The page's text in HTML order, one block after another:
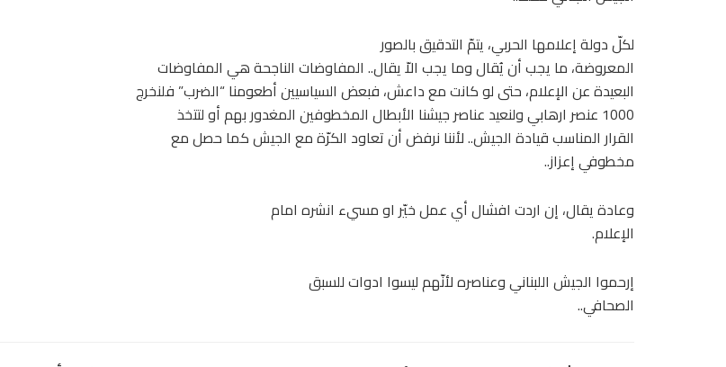
لكلّ دولة إعلامها الحربي، يتمّ التدقيق بالصور
المعروضة، ما يجب أن يُقال وما يجب الاّ يقال.. المفاوضات الناجحة هي المفاوضات
البعيدة عن الإعلام، حتى لو كانت مع داعش، فبعض السياسيين أطعومنا “الضرب” فلنخرج
1000 عنصر ارهابي ولنعيد عناصر جيشنا الأبطال المخطوفين المغدور بهم أو لتتخذ
القرار المناسب قيادة الجيش.. لأننا نرفض أن تعاود الكرّة مع الجيش كما حصل مع
مخطوفي إعزاز..
وعادة يقال، إن اردت افشال أي عمل خيّر او مسيء انشره امام
الإعلام.
إرحموا الجيش اللبناني وعناصره لأنّهم ليسوا ادوات للسبق
الصحافي..